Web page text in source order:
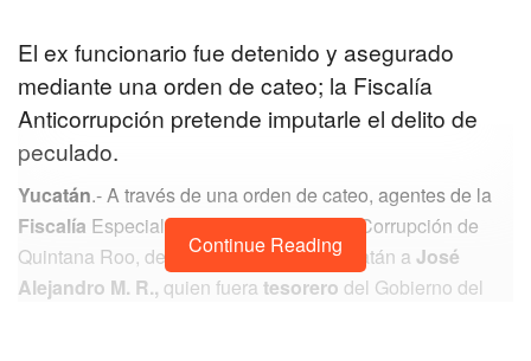
El ex funcionario fue detenido y asegurado
mediante una orden de cateo; la Fiscalía
Anticorrupción pretende imputarle el delito de
peculado.
Yucatán.- A través de una orden de cateo, agentes de la
Fiscalía Especializada en Combate a la Corrupción de
Quintana Roo, detuvieron en Mérida Yucatán a José
Alejandro M. R., quien fuera tesorero del Gobierno del
Continue Reading